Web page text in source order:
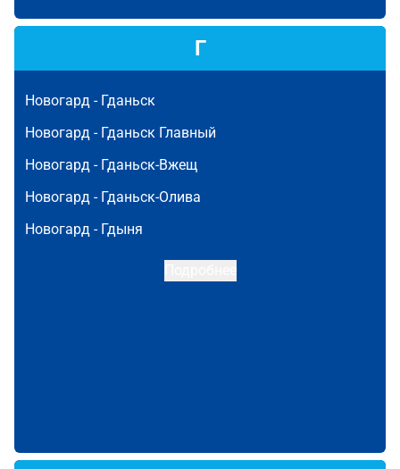
Г
Новогард - Гданьск
Новогард - Гданьск Главный
Новогард - Гданьск-Вжещ
Новогард - Гданьск-Олива
Новогард - Гдыня